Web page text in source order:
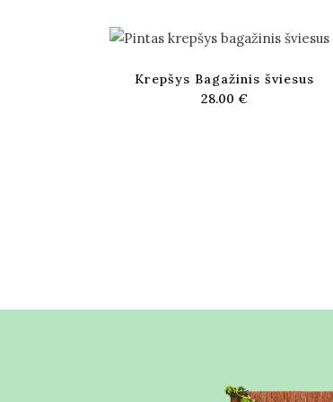
Krepšys Bagažinis šviesus
28.00€